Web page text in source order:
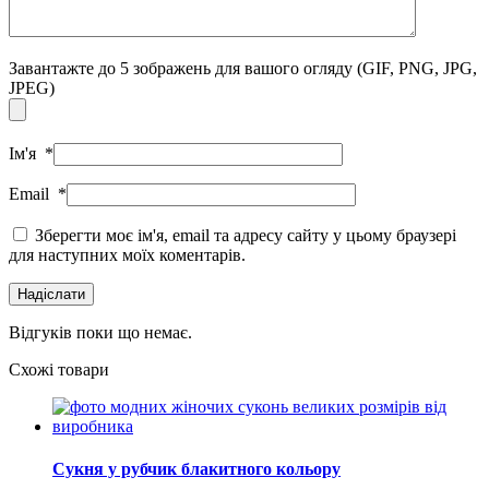
Завантажте до 5 зображень для вашого огляду (GIF, PNG, JPG,
JPEG)
Ім'я *
Email *
Зберегти моє ім'я, email та адресу сайту у цьому браузері
для наступних моїх коментарів.
Відгуків поки що немає.
Схожі товари
Сукня у рубчик блакитного кольору